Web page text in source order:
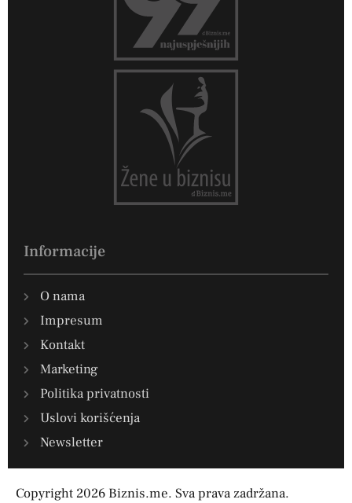
Informacije
O nama
Impresum
Kontakt
Marketing
Politika privatnosti
Uslovi korišćenja
Newsletter
Copyright 2026 Biznis.me. Sva prava zadržana.